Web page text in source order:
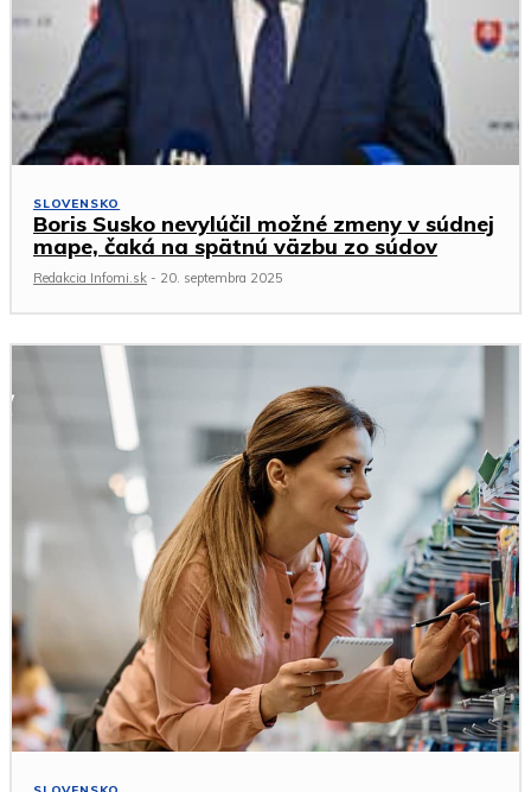
SLOVENSKO
Boris Susko nevylúčil možné zmeny v súdnej
mape, čaká na spätnú väzbu zo súdov
Redakcia Infomi.sk - 20. septembra 2025